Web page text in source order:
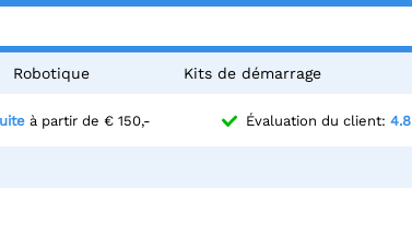
Robotique Kits de démarrage
à partir de € 150,- Évaluation du client: 4.8